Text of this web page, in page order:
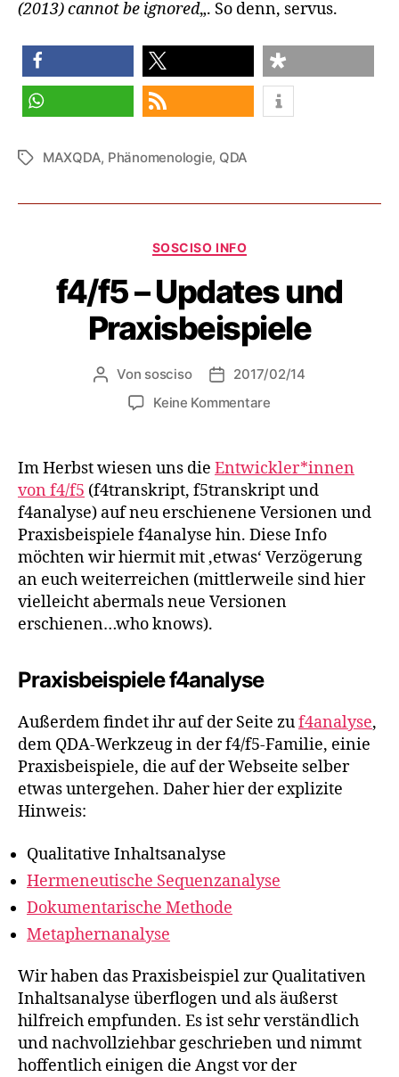
(2013) cannot be ignored„. So denn, servus.
teilen teilen teilen
Schlagwörter
MAXQDA, Phänomenologie, QDA
Kategorien
SOSCISO INFO
f4/f5 – Updates und
Praxisbeispiele
Beitragsautor
Von sosciso Veröffentlichungsdatum
2017/02/14
Keine Kommentarezu
Updates
und
Praxisbeispiele
Im Herbst wiesen uns die Entwickler*innen
von f4/f5 (f4transkript, f5transkript und
f4analyse) auf neu erschienene Versionen und
Praxisbeispiele f4analyse hin. Diese Info
möchten wir hiermit mit ‚etwas‘ Verzögerung
an euch weiterreichen (mittlerweile sind hier
vielleicht abermals neue Versionen
erschienen…who knows).
Praxisbeispiele f4analyse
Außerdem findet ihr auf der Seite zuf4analyse,
dem QDA-Werkzeug in der f4/f5-Familie, einie
Praxisbeispiele, die auf der Webseite selber
etwas untergehen. Daher hier der explizite
Hinweis:
Qualitative Inhaltsanalyse
Hermeneutische Sequenzanalyse
Dokumentarische Methode
Metaphernanalyse
Wir haben das Praxisbeispiel zur Qualitativen
Inhaltsanalyse überflogen und als äußerst
hilfreich empfunden. Es ist sehr verständlich
und nachvollziehbar geschrieben und nimmt
hoffentlich einigen die Angst vor der